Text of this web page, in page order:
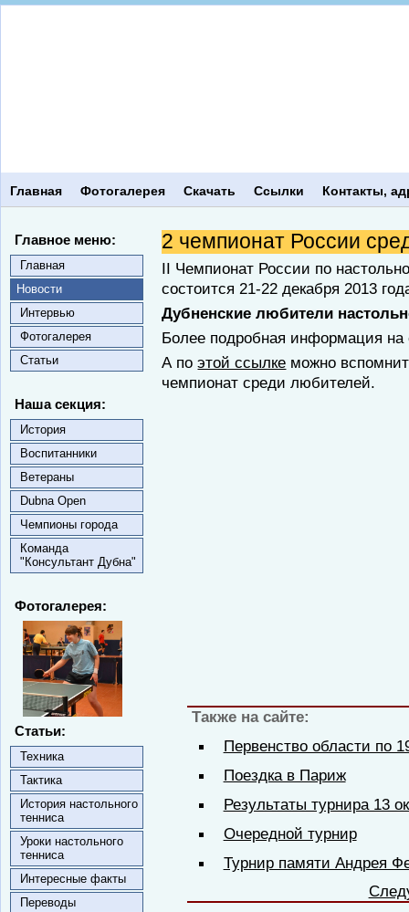
Главная Фотогалерея Скачать Ссылки Контакты,
Главное меню:
Главная
Новости
Интервью
Фотогалерея
Статьи
Наша секция:
История
Воспитанники
Ветераны
Dubna Open
Чемпионы города
Команда
"Консультант Дубна"
Фотогалерея:
Статьи:
Техника
Тактика
История настольного
тенниса
Уроки настольного
тенниса
Интересные факты
Переводы
2 чемпионат России
II Чемпионат России по
состоится 21-22 декабря 2013
Дубненские любители
Более подробная информация
А поэтой ссылке можно
чемпионат среди любителей.
Также на сайте:
Первенство области по
Поездка в Париж
Результаты турнира 13
Очередной турнир
Турнир памяти Андрея